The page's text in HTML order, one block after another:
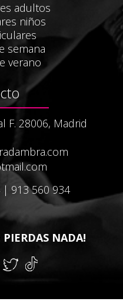
adultos
niños
semana
verano
F. 28006, Madrid
| 913 560 934
PIERDAS NADA!